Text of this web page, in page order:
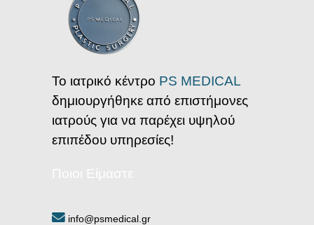
Το ιατρικό κέντρο PS MEDICAL
δημιουργήθηκε από επιστήμονες
ιατρούς για να παρέχει υψηλού
επιπέδου υπηρεσίες!
info@psmedical.gr